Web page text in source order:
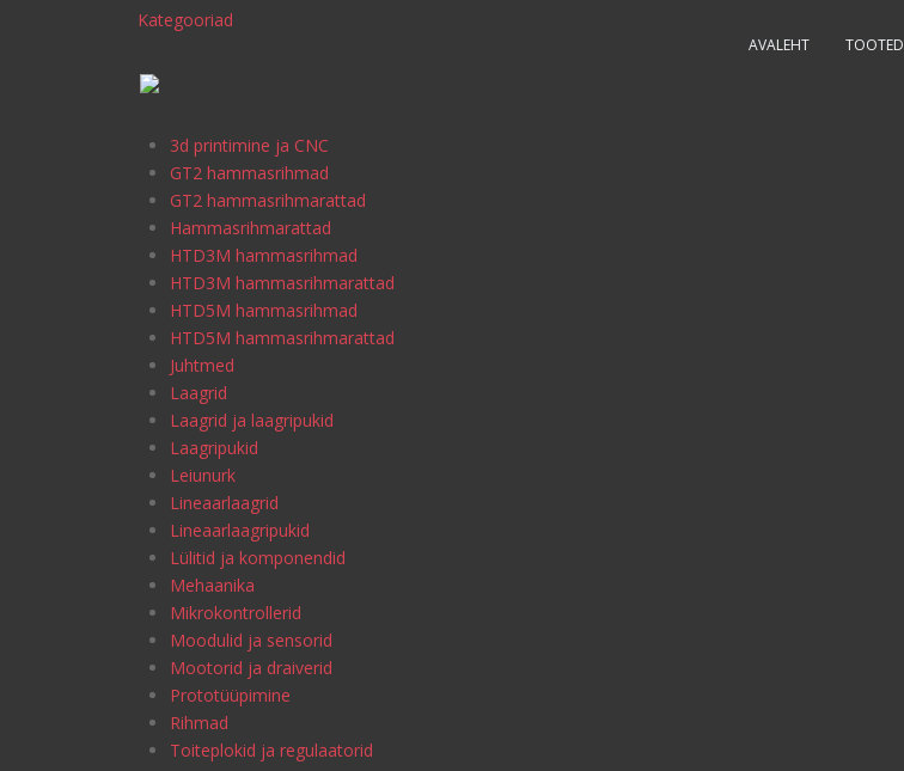
Kategooriad
AVALEHT TOOTED
3d printimine ja CNC
GT2 hammasrihmad
GT2 hammasrihmarattad
Hammasrihmarattad
HTD3M hammasrihmad
HTD3M hammasrihmarattad
HTD5M hammasrihmad
HTD5M hammasrihmarattad
Juhtmed
Laagrid
Laagrid ja laagripukid
Laagripukid
Leiunurk
Lineaarlaagrid
Lineaarlaagripukid
Lülitid ja komponendid
Mehaanika
Mikrokontrollerid
Moodulid ja sensorid
Mootorid ja draiverid
Prototüüpimine
Rihmad
Toiteplokid ja regulaatorid